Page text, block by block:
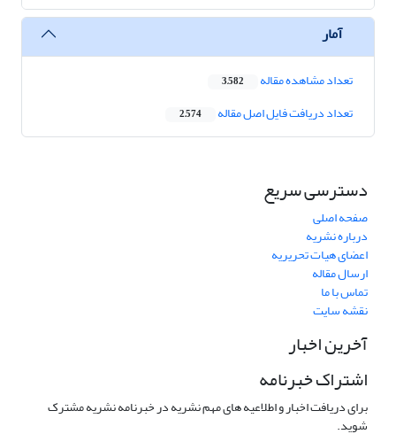
آمار
تعداد مشاهده مقاله 3,582
تعداد دریافت فایل اصل مقاله 2,574
دسترسی سریع
صفحه اصلی
درباره نشریه
اعضای هیات تحریریه
ارسال مقاله
تماس با ما
نقشه سایت
آخرین اخبار
اشتراک خبرنامه
برای دریافت اخبار و اطلاعیه های مهم نشریه در خبرنامه نشریه مشترک
شوید.